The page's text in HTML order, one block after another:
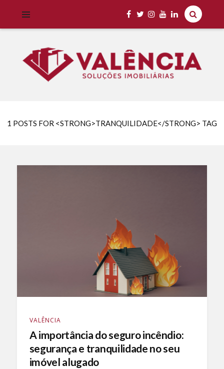
1 POSTS FOR <STRONG>TRANQUILIDADE</STRONG> TAG
VALÊNCIA
A importância do seguro incêndio:
segurança e tranquilidade no seu
imóvel alugado